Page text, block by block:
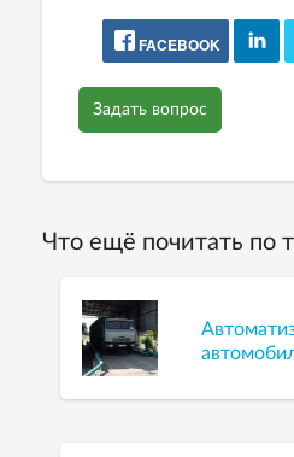
FACEBOOK
Задать вопрос
Что ещё почитать по